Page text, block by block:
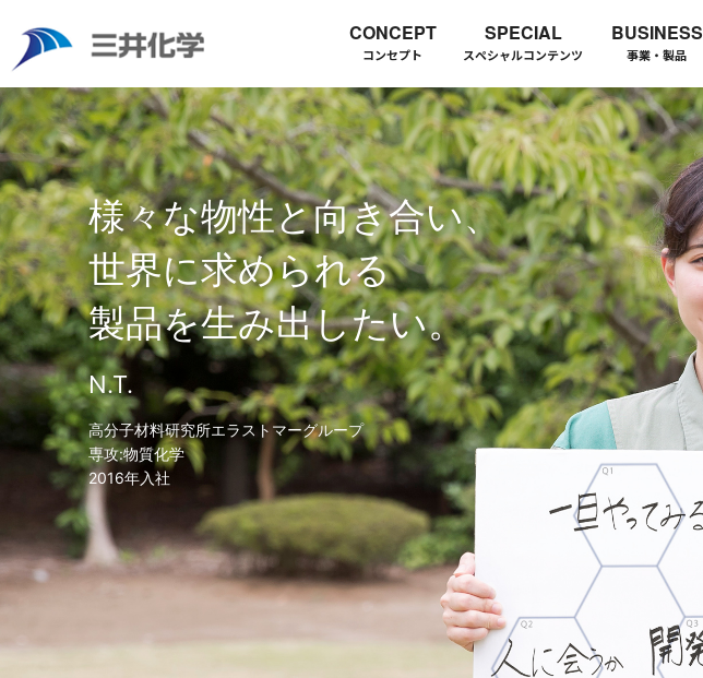
CONCEPT
コンセプト
SPECIAL
スペシャルコンテンツ
BUSINESS
事業・製品
様々な物性と向き合い、
世界に求められる
製品を生み出したい。
N.T.
高分子材料研究所エラストマーグループ
専攻:物質化学
2016年入社